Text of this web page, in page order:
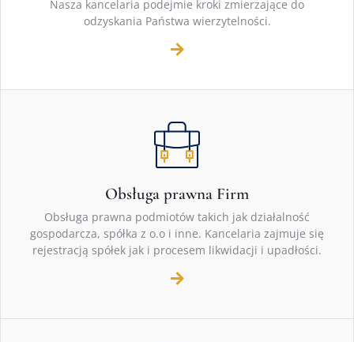
Nasza kancelaria podejmie kroki zmierzające do
odzyskania Państwa wierzytelności.
Obsługa prawna Firm
Obsługa prawna podmiotów takich jak działalność
gospodarcza, spółka z o.o i inne. Kancelaria zajmuje się
rejestracją spółek jak i procesem likwidacji i upadłości.